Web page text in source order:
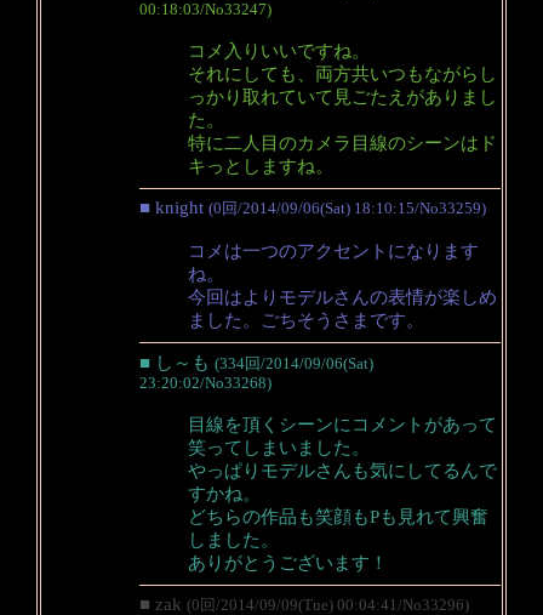
00:18:03/No33247)
コメ入りいいですね。
それにしても、両方共いつもながらし
っかり取れていて見ごたえがありまし
た。
特に二人目のカメラ目線のシーンはド
キっとしますね。
■ knight (0回/2014/09/06(Sat) 18:10:15/No33259)
コメは一つのアクセントになります
ね。
今回はよりモデルさんの表情が楽しめ
ました。ごちそうさまです。
■ し～も (334回/2014/09/06(Sat)
23:20:02/No33268)
目線を頂くシーンにコメントがあって
笑ってしまいました。
やっぱりモデルさんも気にしてるんで
すかね。
どちらの作品も笑顔もPも見れて興奮
しました。
ありがとうございます！
■ zak (0回/2014/09/09(Tue) 00:04:41/No33296)